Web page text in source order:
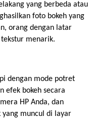
yang berbeda atau
foto bokeh yang
orang dengan latar
menarik.
dengan mode potret
efek bokeh secara
HP Anda, dan
yang muncul di layar